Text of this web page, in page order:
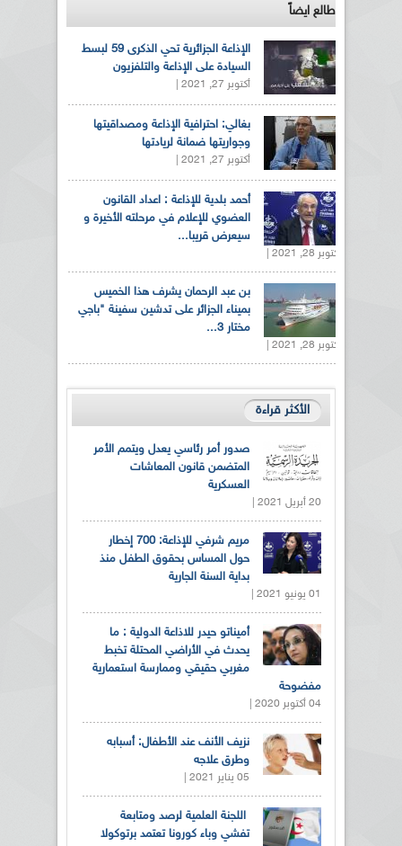
طالع ايضاً
الإذاعة الجزائرية تحي الذكرى 59 لبسط
السيادة على الإذاعة والتلفزيون
أكتوبر 27, 2021 |
بغالي: احترافية الإذاعة ومصداقيتها
وجواريتها ضمانة لريادتها
أكتوبر 27, 2021 |
أحمد بلدية للإذاعة : اعداد القانون
العضوي للإعلام في مرحلته الأخيرة و
سيعرض قريبا...
أكتوبر 28, 2021 |
بن عبد الرحمان يشرف هذا الخميس
بميناء الجزائر على تدشين سفينة "باجي
مختار 3...
أكتوبر 28, 2021 |
الأكثر قراءة
صدور أمر رئاسي يعدل ويتمم الأمر
المتضمن قانون المعاشات
العسكرية
20 أبريل 2021 |
مريم شرفي للإذاعة: 700 إخطار
حول المساس بحقوق الطفل منذ
بداية السنة الجارية
01 يونيو 2021 |
أميناتو حيدر للاذاعة الدولية : ما
يحدث في الأراضي المحتلة تخبط
مغربي حقيقي وممارسة استعمارية
مفضوحة
04 أكتوبر 2020 |
نزيف الأنف عند الأطفال: أسبابه
وطرق علاجه
05 يناير 2021 |
اللجنة العلمية لرصد ومتابعة
تفشي وباء كورونا تعتمد برتوكولا